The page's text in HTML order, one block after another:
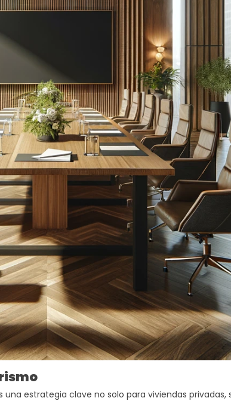
estrategia clave no solo para viviendas privadas,